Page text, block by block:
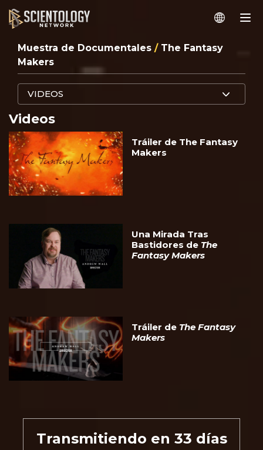
Muestra de Documentales / The Fantasy
Makers
VIDEOS
Videos
Tráiler de The Fantasy
Makers
Una Mirada Tras
Bastidores de The
Fantasy Makers
Tráiler de The Fantasy
Makers
Transmitiendo en 33 días